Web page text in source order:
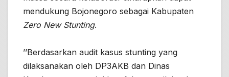
mendukung Bojonegoro sebagai Kabupaten
Zero New Stunting.
’’Berdasarkan audit kasus stunting yang
dilaksanakan oleh DP3AKB dan Dinas